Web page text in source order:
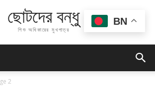
ছোটদের বন্ধু
শিশু অধিকারের মুখপাত্র
2
BN